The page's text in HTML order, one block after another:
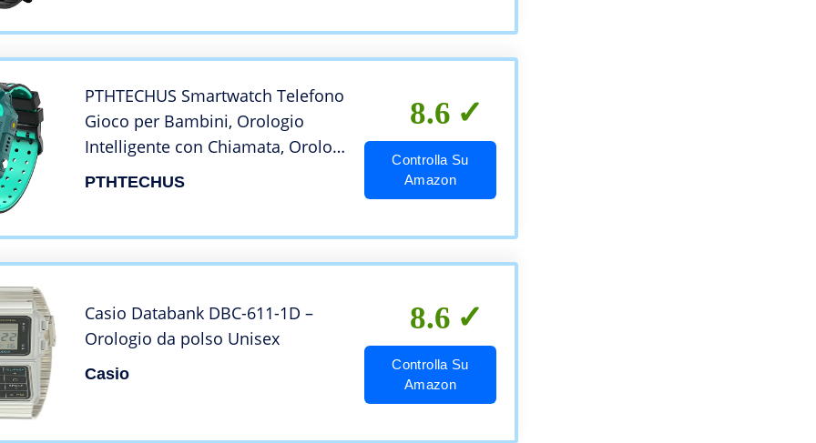
PTHTECHUS Smartwatch Telefono
Gioco per Bambini, Orologio
Intelligente con Chiamata, Orologi
per Studente Calcolatrice
PTHTECHUS
8.6
Controlla Su
Amazon
Casio Databank DBC-611-1D –
Orologio da polso Unisex
Casio
8.6
Controlla Su
Amazon